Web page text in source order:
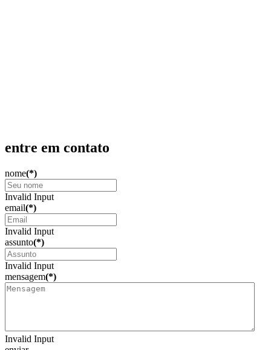
entre em contato
nome(*)
Invalid Input
email(*)
Invalid Input
assunto(*)
Invalid Input
mensagem(*)
Invalid Input